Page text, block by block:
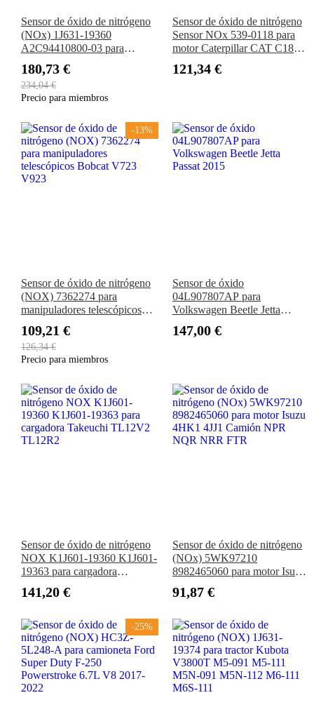
Sensor de óxido de nitrógeno
(NOx) 1J631-19360
A2C94410800-03 para
131DTC M6-141DTC-1
SVL95-2S SVL97-2
180,73 €
234,04 €
Precio para miembros
Sensor de óxido de nitrógeno
Sensor NOx 539-0118 para
motor Caterpillar CAT C18
121,34 €
-13%
Sensor de óxido de nitrógeno
(NOX) 7362274 para
manipuladores telescópicos
109,21 €
126,34 €
Precio para miembros
Sensor de óxido
04L907807AP para
Volkswagen Beetle Jetta
147,00 €
Sensor de óxido de nitrógeno
NOX K1J601-19360 K1J601-
19363 para cargadora
141,20 €
Sensor de óxido de nitrógeno
(NOx) 5WK97210
8982465060 para motor Isuzu
NQR NRR FTR
91,87 €
-25%